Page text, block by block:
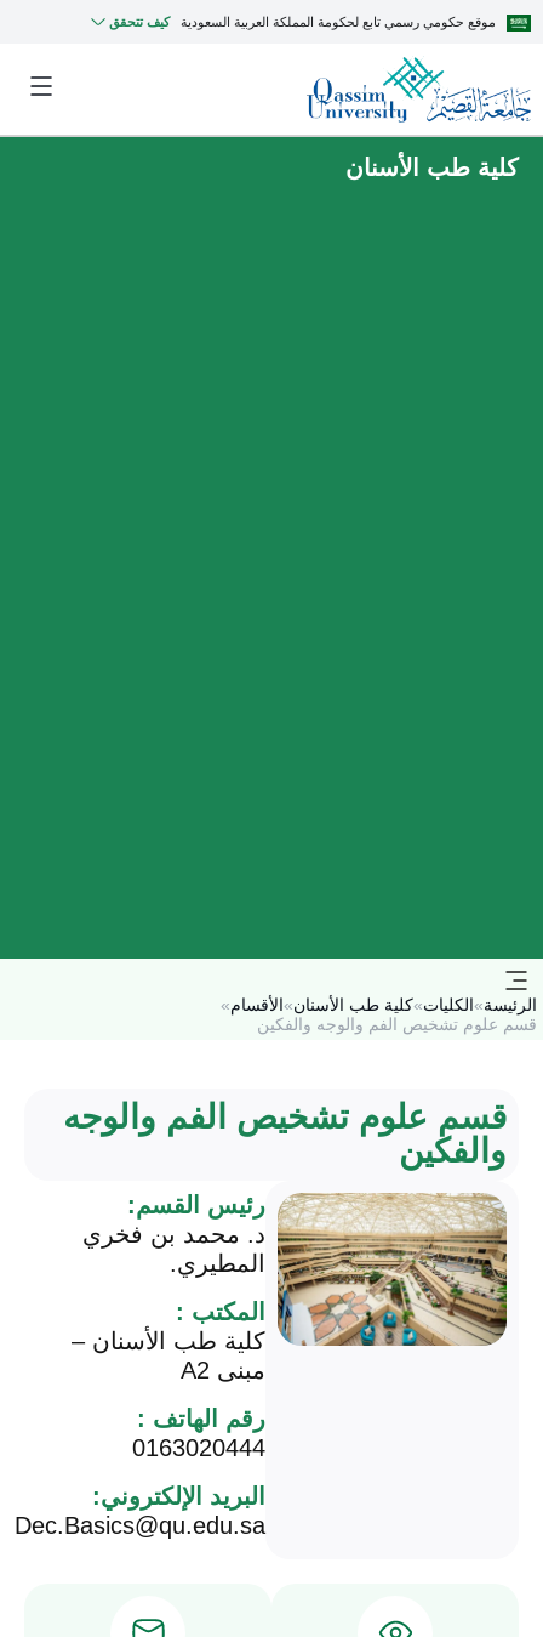
موقع حكومي رسمي تابع لحكومة المملكة العربية السعودية كيف تتحقق
كلية طب الأسنان
الرئيسة»الكليات»كلية طب الأسنان»الأقسام»
قسم علوم تشخيص الفم والوجه والفكين
قسم علوم تشخيص الفم والوجه
والفكين
رئيس القسم:
د. محمد بن فخري
المطيري.
المكتب :
كلية طب الأسنان –
مبنى A2
رقم الهاتف :
0163020444
البريد الإلكتروني:
Dec.Basics@qu.edu.sa